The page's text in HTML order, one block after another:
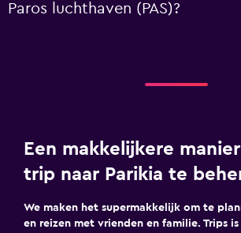
Paros luchthaven (PAS)?
Een makkelijkere
trip naar Parikia te
We maken het supermakkelijk om te
en reizen met vrienden en familie. Trips